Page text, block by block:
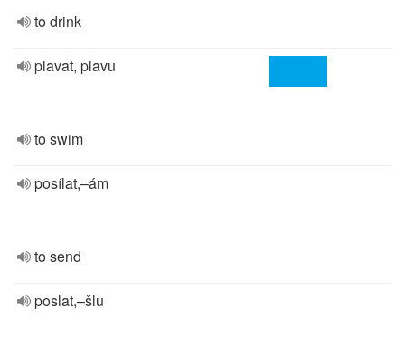
to drink
plavat, plavu
to swim
posílat,–ám
to send
poslat,–šlu